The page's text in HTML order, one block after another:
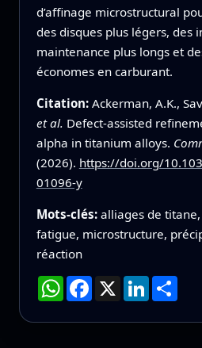
d’affinage microstructural
des disques plus légers, des
maintenance plus longs et
économes en carburant.
Citation: Ackerman, A.K.,
et al. Defect-assisted
alpha in titanium alloys.
(2026). https://doi.org/
01096-y
Mots-clés: alliages de
fatigue, microstructure,
réaction
WhatsApp
Facebook
X LinkedIn